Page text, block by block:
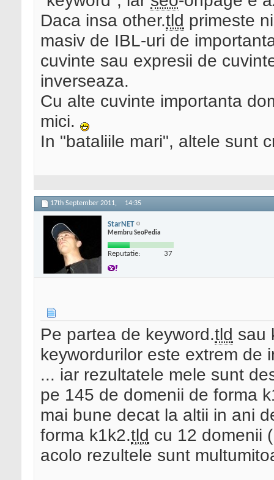
Daca insa other.tld primeste
masiv de IBL-uri de
cuvinte sau expresii de
inverseaza.
Cu alte cuvinte importanta
mici.
In "bataliile mari", altele sunt
17th September 2011, 14:35
StarNET
Membru SeoPedia
Reputatie: 37
Pe partea de keyword.tld sau
keywordurilor este extrem de
... iar rezultatele mele sunt
pe 145 de domenii de forma
mai bune decat la altii in ani
forma k1k2.tld cu 12 domenii
acolo rezultele sunt